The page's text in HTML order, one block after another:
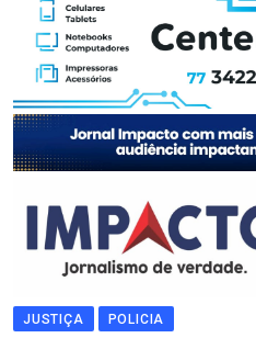
JUSTIÇA POLICIA